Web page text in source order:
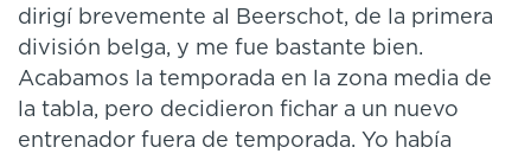
dirigí brevemente al Beerschot, de la primera
división belga, y me fue bastante bien.
Acabamos la temporada en la zona media de
la tabla, pero decidieron fichar a un nuevo
entrenador fuera de temporada. Yo había